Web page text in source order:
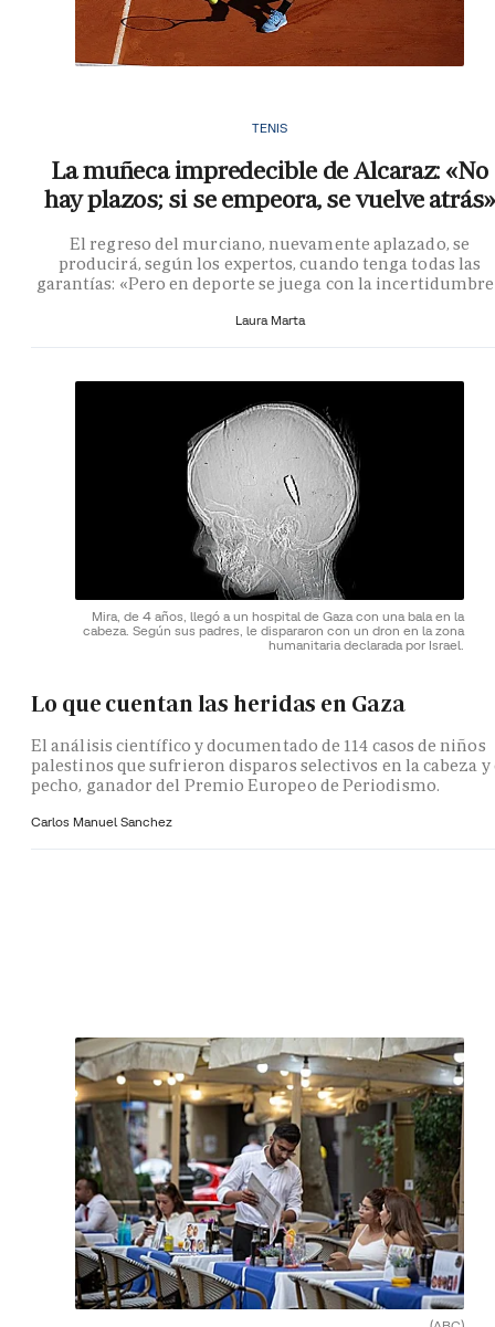
TENIS
La muñeca impredecible de Alcaraz: «No
hay plazos; si se empeora, se vuelve atrás»
El regreso del murciano, nuevamente aplazado, se
producirá, según los expertos, cuando tenga todas las
garantías: «Pero en deporte se juega con la
Laura Marta
Mira, de 4 años, llegó a un hospital de Gaza con una bala en la
cabeza. Según sus padres, le dispararon con un dron en la zona
humanitaria declarada por Israel.
Lo que cuentan las heridas en Gaza
El análisis científico y documentado de 114 casos de niños
palestinos que sufrieron disparos selectivos en la cabeza y
pecho, ganador del Premio Europeo de Periodismo.
Carlos Manuel Sanchez